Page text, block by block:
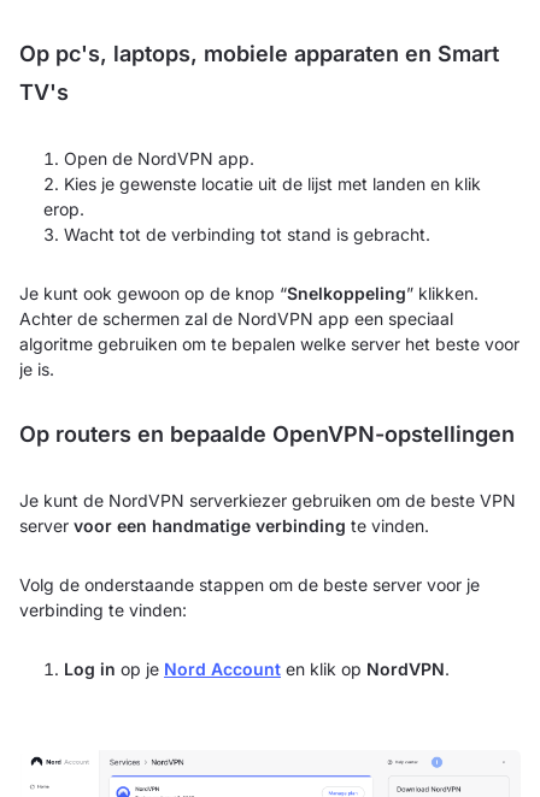
Op pc's, laptops, mobiele apparaten en Smart
TV's
Open de NordVPN app.
Kies je gewenste locatie uit de lijst met landen en klik
erop.
Wacht tot de verbinding tot stand is gebracht.
Je kunt ook gewoon op de knop “Snelkoppeling” klikken.
Achter de schermen zal de NordVPN app een speciaal
algoritme gebruiken om te bepalen welke server het beste voor
je is.
Op routers en bepaalde OpenVPN-opstellingen
Je kunt de NordVPN serverkiezer gebruiken om de beste VPN
server voor een handmatige verbinding te vinden.
Volg de onderstaande stappen om de beste server voor je
verbinding te vinden:
Log in op je Nord Account en klik op NordVPN.